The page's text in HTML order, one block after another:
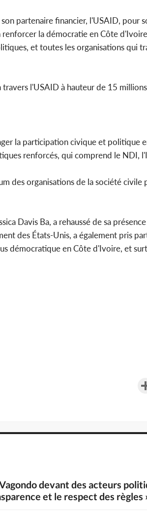
partenaire financier, l'USAID, pour
la démocratie en Côte
et toutes les organisations qui
l'USAID à hauteur de 15
la participation civique et politique
renforcés, qui comprend le NDI,
des organisations de la société civile
Davis Ba, a rehaussé de sa
des États-Unis, a également pris
démocratique en Côte d'Ivoire, et
devant des acteurs
et le respect des règles